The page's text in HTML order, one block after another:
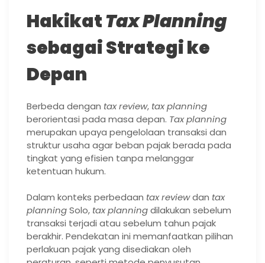
HakikatTax Planning
sebagai Strategi ke
Depan
Berbeda dengan tax review, tax planning
berorientasi pada masa depan. Tax planning
merupakan upaya pengelolaan transaksi dan
struktur usaha agar beban pajak berada pada
tingkat yang efisien tanpa melanggar
ketentuan hukum.
Dalam konteks perbedaan tax reviewdan tax
planningSolo, tax planningdilakukan sebelum
transaksi terjadi atau sebelum tahun pajak
berakhir. Pendekatan ini memanfaatkan pilihan
perlakuan pajak yang disediakan oleh